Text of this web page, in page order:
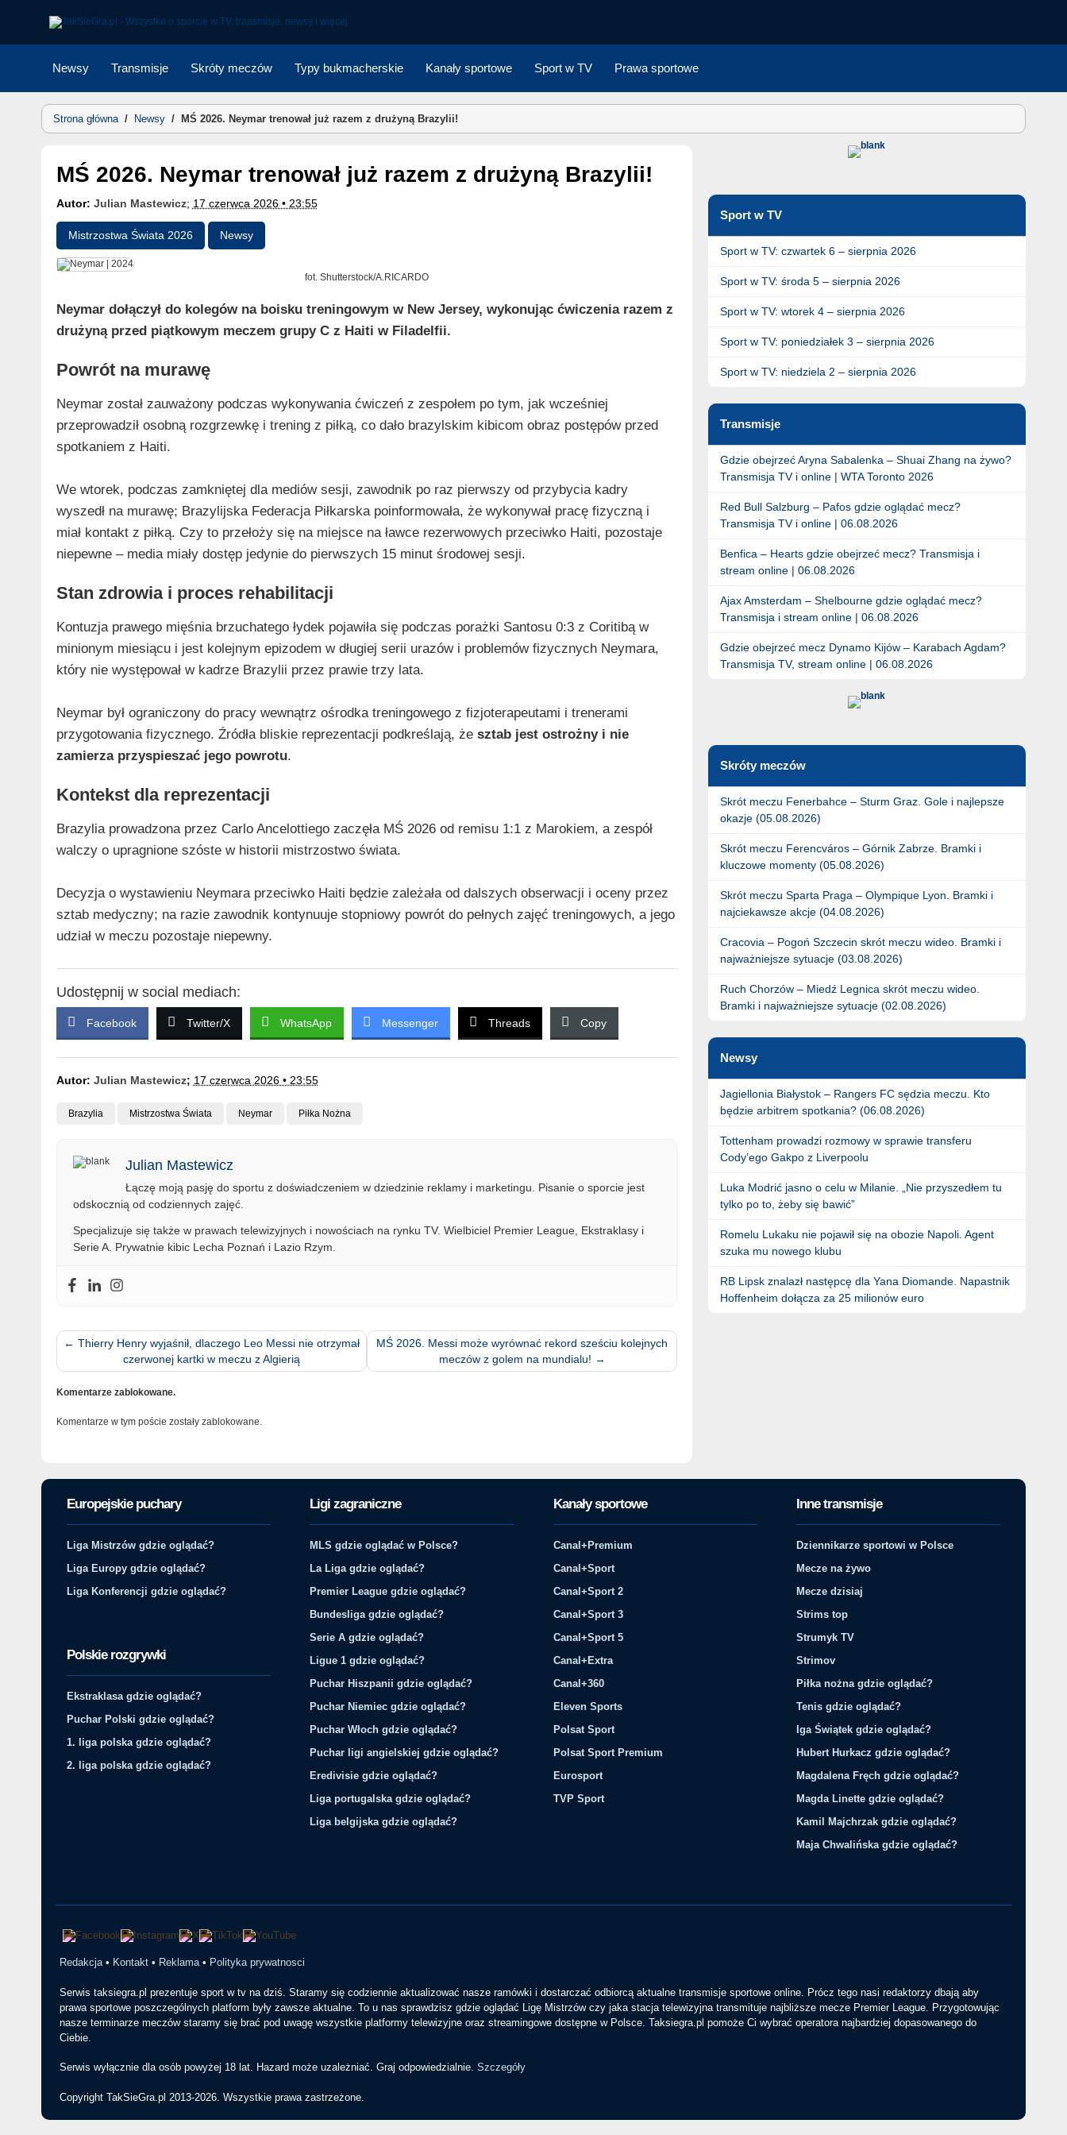
Newsy Transmisje Skróty meczów Typy bukmacherskie Kanały sportowe Sport w TV Prawa sportowe
Strona główna/ Newsy / MŚ 2026. Neymar trenował już razem z drużyną Brazylii!
MŚ 2026. Neymar trenował już razem z drużyną Brazylii!
Autor: Julian Mastewicz; 17 czerwca 2026 • 23:55
Mistrzostwa Świata 2026 Newsy
fot. Shutterstock/A.RICARDO
Neymar dołączył do kolegów na boisku treningowym w New Jersey, wykonując ćwiczenia razem z
drużyną przed piątkowym meczem grupy C z Haiti w Filadelfii.
Powrót na murawę
Neymar został zauważony podczas wykonywania ćwiczeń z zespołem po tym, jak wcześniej
przeprowadził osobną rozgrzewkę i trening z piłką, co dało brazylskim kibicom obraz postępów przed
spotkaniem z Haiti.
We wtorek, podczas zamkniętej dla mediów sesji, zawodnik po raz pierwszy od przybycia kadry
wyszedł na murawę; Brazylijska Federacja Piłkarska poinformowała, że wykonywał pracę fizyczną i
miał kontakt z piłką. Czy to przełoży się na miejsce na ławce rezerwowych przeciwko Haiti, pozostaje
niepewne – media miały dostęp jedynie do pierwszych 15 minut środowej sesji.
Stan zdrowia i proces rehabilitacji
Kontuzja prawego mięśnia brzuchatego łydek pojawiła się podczas porażki Santosu 0:3 z Coritibą w
minionym miesiącu i jest kolejnym epizodem w długiej serii urazów i problemów fizycznych Neymara,
który nie występował w kadrze Brazylii przez prawie trzy lata.
Neymar był ograniczony do pracy wewnątrz ośrodka treningowego z fizjoterapeutami i trenerami
przygotowania fizycznego. Źródła bliskie reprezentacji podkreślają, że sztab jest ostrożny i nie
zamierza przyspieszać jego powrotu.
Kontekst dla reprezentacji
Brazylia prowadzona przez Carlo Ancelottiego zaczęła MŚ 2026 od remisu 1:1 z Marokiem, a zespół
walczy o upragnione szóste w historii mistrzostwo świata.
Decyzja o wystawieniu Neymara przeciwko Haiti będzie zależała od dalszych obserwacji i oceny przez
sztab medyczny; na razie zawodnik kontynuuje stopniowy powrót do pełnych zajęć treningowych, a jego
udział w meczu pozostaje niepewny.
Udostępnij w social mediach:
Facebook Twitter/X WhatsApp Messenger Threads Copy
Autor: Julian Mastewicz; 17 czerwca 2026 • 23:55
Brazylia Mistrzostwa Świata Neymar Piłka Nożna
Julian Mastewicz
Łączę moją pasję do sportu z doświadczeniem w dziedzinie reklamy i marketingu. Pisanie o sporcie jest
odskocznią od codziennych zajęć.
Specjalizuje się także w prawach telewizyjnych i nowościach na rynku TV. Wielbiciel Premier League, Ekstraklasy i
Serie A. Prywatnie kibic Lecha Poznań i Lazio Rzym.
← Thierry Henry wyjaśnił, dlaczego Leo Messi nie otrzymał
czerwonej kartki w meczu z Algierią
MŚ 2026. Messi może wyrównać rekord sześciu kolejnych
meczów z golem na mundialu! →
Komentarze zablokowane.
Komentarze w tym poście zostały zablokowane.
Sport w TV
Sport w TV: czwartek 6 – sierpnia 2026
Sport w TV: środa 5 – sierpnia 2026
Sport w TV: wtorek 4 – sierpnia 2026
Sport w TV: poniedziałek 3 – sierpnia 2026
Sport w TV: niedziela 2 – sierpnia 2026
Transmisje
Gdzie obejrzeć Aryna Sabalenka – Shuai Zhang na żywo?
Transmisja TV i online | WTA Toronto 2026
Red Bull Salzburg – Pafos gdzie oglądać mecz?
Transmisja TV i online | 06.08.2026
Benfica – Hearts gdzie obejrzeć mecz? Transmisja i
stream online | 06.08.2026
Ajax Amsterdam – Shelbourne gdzie oglądać mecz?
Transmisja i stream online | 06.08.2026
Gdzie obejrzeć mecz Dynamo Kijów – Karabach Agdam?
Transmisja TV, stream online | 06.08.2026
Skróty meczów
Skrót meczu Fenerbahce – Sturm Graz. Gole i najlepsze
okazje (05.08.2026)
Skrót meczu Ferencváros – Górnik Zabrze. Bramki i
kluczowe momenty (05.08.2026)
Skrót meczu Sparta Praga – Olympique Lyon. Bramki i
najciekawsze akcje (04.08.2026)
Cracovia – Pogoń Szczecin skrót meczu wideo. Bramki i
najważniejsze sytuacje (03.08.2026)
Ruch Chorzów – Miedź Legnica skrót meczu wideo.
Bramki i najważniejsze sytuacje (02.08.2026)
Newsy
Jagiellonia Białystok – Rangers FC sędzia meczu. Kto
będzie arbitrem spotkania? (06.08.2026)
Tottenham prowadzi rozmowy w sprawie transferu
Cody’ego Gakpo z Liverpoolu
Luka Modrić jasno o celu w Milanie. „Nie przyszedłem tu
tylko po to, żeby się bawić”
Romelu Lukaku nie pojawił się na obozie Napoli. Agent
szuka mu nowego klubu
RB Lipsk znalazł następcę dla Yana Diomande. Napastnik
Hoffenheim dołącza za 25 milionów euro
Europejskie puchary
Liga Mistrzów gdzie oglądać?
Liga Europy gdzie oglądać?
Liga Konferencji gdzie oglądać?
Polskie rozgrywki
Ekstraklasa gdzie oglądać?
Puchar Polski gdzie oglądać?
1. liga polska gdzie oglądać?
2. liga polska gdzie oglądać?
Ligi zagraniczne
MLS gdzie oglądać w Polsce?
La Liga gdzie oglądać?
Premier League gdzie oglądać?
Bundesliga gdzie oglądać?
Serie A gdzie oglądać?
Ligue 1 gdzie oglądać?
Puchar Hiszpanii gdzie oglądać?
Puchar Niemiec gdzie oglądać?
Puchar Włoch gdzie oglądać?
Puchar ligi angielskiej gdzie oglądać?
Eredivisie gdzie oglądać?
Liga portugalska gdzie oglądać?
Liga belgijska gdzie oglądać?
Kanały sportowe
Canal+Premium
Canal+Sport
Canal+Sport 2
Canal+Sport 3
Canal+Sport 5
Canal+Extra
Canal+360
Eleven Sports
Polsat Sport
Polsat Sport Premium
Eurosport
TVP Sport
Inne transmisje
Dziennikarze sportowi w Polsce
Mecze na żywo
Mecze dzisiaj
Strims top
Strumyk TV
Strimov
Piłka nożna gdzie oglądać?
Tenis gdzie oglądać?
Iga Świątek gdzie oglądać?
Hubert Hurkacz gdzie oglądać?
Magdalena Fręch gdzie oglądać?
Magda Linette gdzie oglądać?
Kamil Majchrzak gdzie oglądać?
Maja Chwalińska gdzie oglądać?
Redakcja• Kontakt• Reklama• Polityka prywatnosci
Serwis taksiegra.pl prezentuje sport w tv na dziś. Staramy się codziennie aktualizować nasze ramówki i dostarczać odbiorcą aktualne transmisje sportowe online. Prócz tego nasi redaktorzy dbają aby
prawa sportowe poszczególnych platform były zawsze aktualne. To u nas sprawdzisz gdzie oglądać Ligę Mistrzów czy jaka stacja telewizyjna transmituje najbliższe mecze Premier League. Przygotowując
nasze terminarze meczów staramy się brać pod uwagę wszystkie platformy telewizyjne oraz streamingowe dostępne w Polsce. Taksiegra.pl pomoże Ci wybrać operatora najbardziej dopasowanego do
Ciebie.
Serwis wyłącznie dla osób powyżej 18 lat. Hazard może uzależniać. Graj odpowiedzialnie. Szczegóły
Copyright TakSieGra.pl 2013-2026. Wszystkie prawa zastrzeżone.